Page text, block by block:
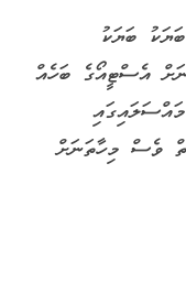
ބަޔަކު
އެސްޓީއޯގެ ބަހެއް
ވެސް މިހާތަނަށް